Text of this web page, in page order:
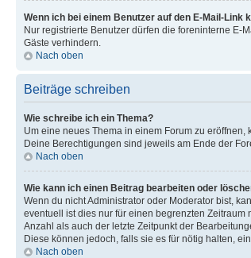
Wenn ich bei einem Benutzer auf den E-Mail-
Nur registrierte Benutzer dürfen die foreninterne E-
Gäste verhindern.
Nach oben
Beiträge schreiben
Wie schreibe ich ein Thema?
Um eine neues Thema in einem Forum zu
Deine Berechtigungen sind jeweils am Ende der
Nach oben
Wie kann ich einen Beitrag bearbeiten oder
Wenn du nicht Administrator oder Moderator bist,
eventuell ist dies nur für einen begrenzten
Anzahl als auch der letzte Zeitpunkt der
Diese können jedoch, falls sie es für nötig halten,
Nach oben